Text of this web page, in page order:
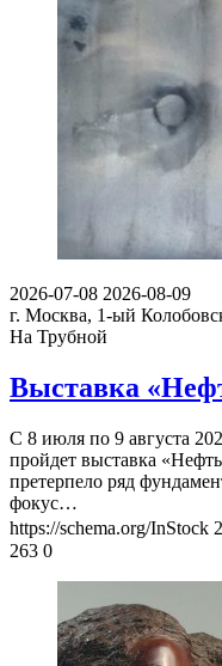
2026-07-08 2026-08-09
г. Москва, 1-ый
На Трубной
Выставка
С 8 июля по 9 августа
пройдет выставка
претерпело ряд
фокус…
https://schema.org/InStock
263 0